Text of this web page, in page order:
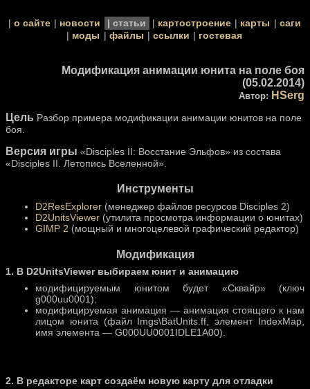
о сайте новости статьи картостроение карты
саги
моды
файлы ссылки гостевая
Модификация анимации юнита на поле боя
(05.02.2014)
Автор: HSerg
Цель Разбор примера модификации анимации юнитов на поле
боя.
Версия игры «Disciples II: Восстание Эльфов» из состава
«Disciples II. Летопись Вселенной».
Инструменты
D2ResExplorer (менеджер файлов ресурсов Disciples 2)
D2UnitsViewer (утилита просмотра информации о юнитах)
GIMP 2 (мощный и многоцелевой графический редактор)
Модификация
1. В D2UnitsViewer выбираем юнит и анимацию
модифицируемым юнитом будет «Сквайр» (ключ
g000uu0001);
модифицируемая анимация — анимация стоящего к нам
лицом юнита (файл Imgs\BatUnits.ff, элемент IndexMap,
имя элемента — G000UU0001IDLE1A00).
2. В редакторе карт создаём новую карту для отладки